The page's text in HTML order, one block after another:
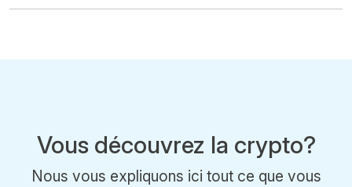
Vous découvrez la crypto?
Nous vous expliquons ici tout ce que vous